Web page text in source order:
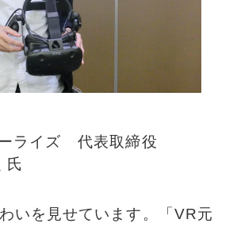
ライズ 代表取締役
氏
いを見せています。「VR元